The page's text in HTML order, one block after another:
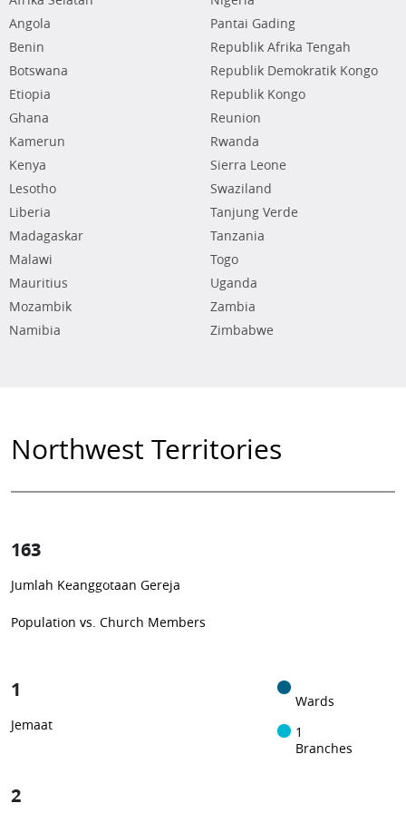
Angola
Benin
Botswana
Etiopia
Ghana
Kamerun
Kenya
Lesotho
Liberia
Madagaskar
Malawi
Mauritius
Mozambik
Namibia
Pantai Gading
Republik Afrika Tengah
Republik Demokratik Kongo
Republik Kongo
Reunion
Rwanda
Sierra Leone
Swaziland
Tanjung Verde
Tanzania
Togo
Uganda
Zambia
Zimbabwe
Northwest Territories
163
Jumlah Keanggotaan Gereja
0.4%
1 -in- 252
Population vs. Church Members
1
Jemaat
Wards
1
Branches
2